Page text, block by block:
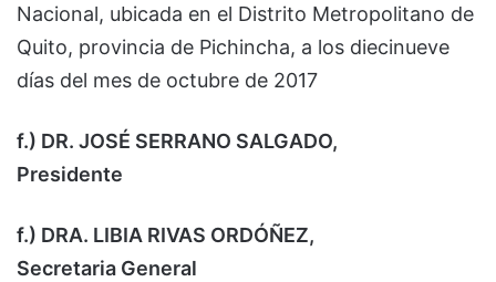
Nacional, ubicada en el Distrito Metropolitano de
Quito, provincia de Pichincha, a los diecinueve
días del mes de octubre de 2017
f.) DR. JOSÉ SERRANO SALGADO,
Presidente
f.) DRA. LIBIA RIVAS ORDÓÑEZ,
Secretaria General